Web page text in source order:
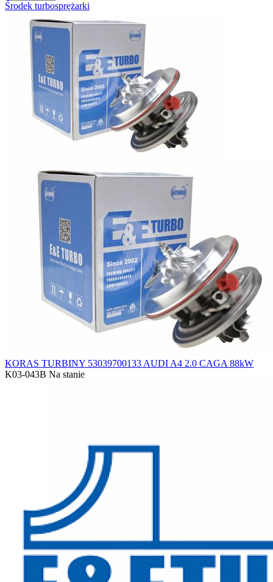
Środek turbosprężarki
KORAS TURBINY 53039700133 AUDI A4 2.0 CAGA 88kW
K03-043B Na stanie